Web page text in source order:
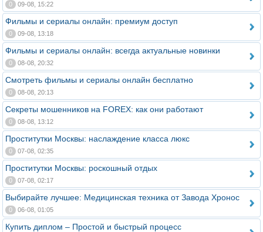
0 09-08, 15:22
Фильмы и сериалы онлайн: премиум доступ
0 09-08, 13:18
Фильмы и сериалы онлайн: всегда актуальные новинки
0 08-08, 20:32
Смотреть фильмы и сериалы онлайн бесплатно
0 08-08, 20:13
Секреты мошенников на FOREX: как они работают
0 08-08, 13:12
Проститутки Москвы: наслаждение класса люкс
0 07-08, 02:35
Проститутки Москвы: роскошный отдых
0 07-08, 02:17
Выбирайте лучшее: Медицинская техника от Завода Хронос
0 06-08, 01:05
Купить диплом – Простой и быстрый процесс